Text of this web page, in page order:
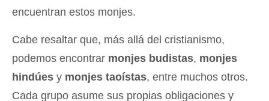
encuentran estos monjes.
Cabe resaltar que, más allá del cristianismo,
podemos encontrar monjes budistas, monjes
hindúes y monjes taoístas, entre muchos otros.
Cada grupo asume sus propias obligaciones y